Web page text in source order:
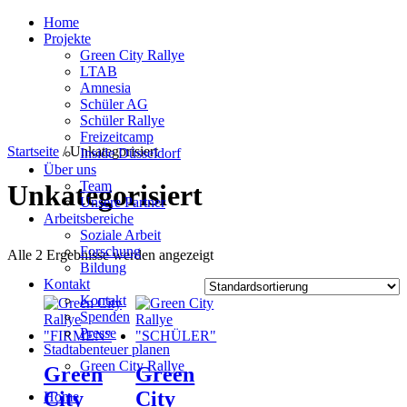
Zum
Inhalt
springen
Home
Projekte
Green City Rallye
LTAB
Amnesia
Schüler AG
Schüler Rallye
Freizeitcamp
Inside Düsseldorf
Über uns
Team
Unsere Partner
Arbeitsbereiche
Soziale Arbeit
Forschung
Bildung
Kontakt
Kontakt
Spenden
Presse
Stadtabenteuer planen
Green City Rallye
Home
Startseite / Unkategorisiert
Unkategorisiert
Alle 2 Ergebnisse werden angezeigt
Green
City
Green
City